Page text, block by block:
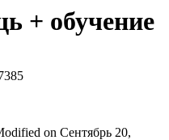
+ обучение
on Сентябрь 20,